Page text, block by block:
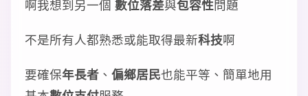
啊我想到另一個 數位落差與包容性問題
不是所有人都熟悉或能取得最新科技啊
要確保年長者 、 偏鄉居民也能平等、簡單地用